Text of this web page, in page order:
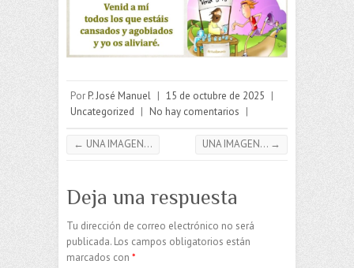
Por P. José Manuel | 15 de octubre de 2025 |
Uncategorized | No hay comentarios |
← UNA IMAGEN… UNA IMAGEN… →
Deja una respuesta
Tu dirección de correo electrónico no será
publicada. Los campos obligatorios están
marcados con *